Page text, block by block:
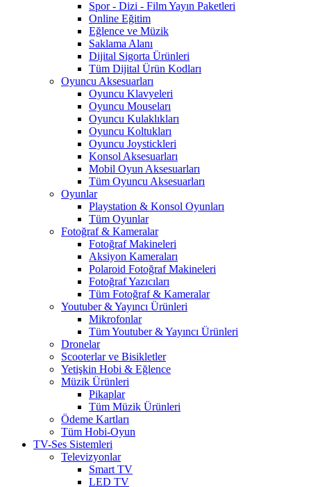
Spor - Dizi - Film Yayın Paketleri
Online Eğitim
Eğlence ve Müzik
Saklama Alanı
Dijital Sigorta Ürünleri
Tüm Dijital Ürün Kodları
Oyuncu Aksesuarları
Oyuncu Klavyeleri
Oyuncu Mouseları
Oyuncu Kulaklıkları
Oyuncu Koltukları
Oyuncu Joystickleri
Konsol Aksesuarları
Mobil Oyun Aksesuarları
Tüm Oyuncu Aksesuarları
Oyunlar
Playstation & Konsol Oyunları
Tüm Oyunlar
Fotoğraf & Kameralar
Fotoğraf Makineleri
Aksiyon Kameraları
Polaroid Fotoğraf Makineleri
Fotoğraf Yazıcıları
Tüm Fotoğraf & Kameralar
Youtuber & Yayıncı Ürünleri
Mikrofonlar
Tüm Youtuber & Yayıncı Ürünleri
Dronelar
Scooterlar ve Bisikletler
Yetişkin Hobi & Eğlence
Müzik Ürünleri
Pikaplar
Tüm Müzik Ürünleri
Ödeme Kartları
Tüm Hobi-Oyun
TV-Ses Sistemleri
Televizyonlar
Smart TV
LED TV